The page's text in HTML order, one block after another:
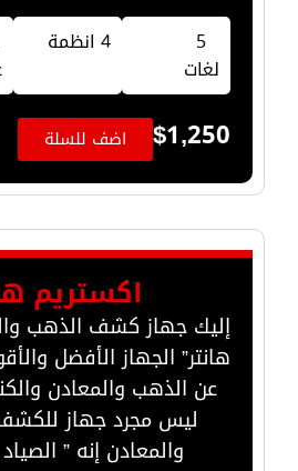
5
لغات
4 انظمة
$1,250 اضف للسلة
اكستريم
إليك جهاز كشف الذهب
هانتر” الجهاز الأفضل
عن الذهب والمعادن
ليس مجرد جهاز
والمعادن إنه ”